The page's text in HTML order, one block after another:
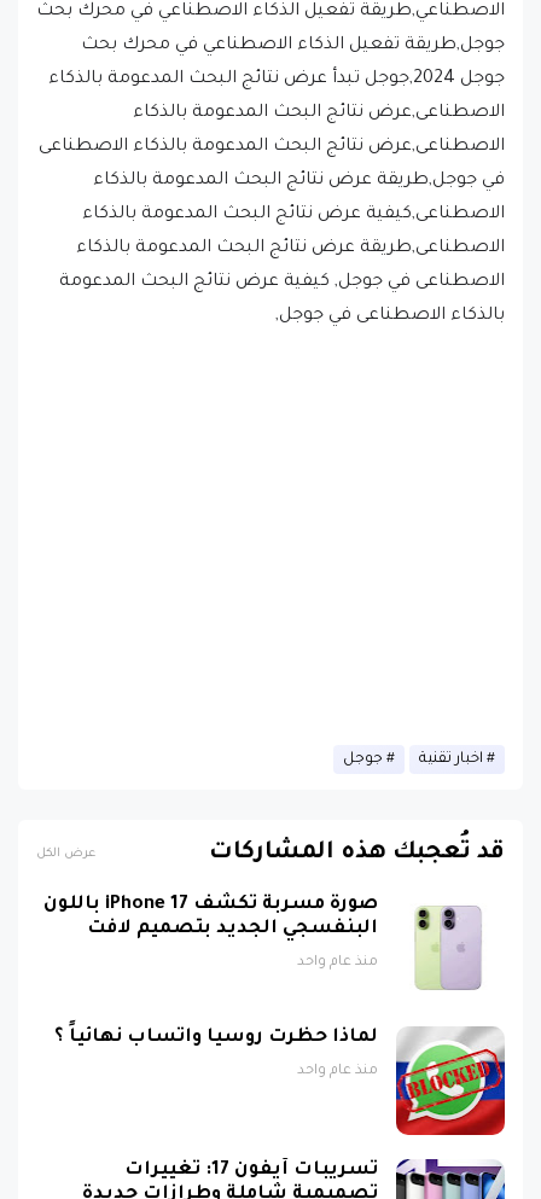
الاصطناعي,طريقة تفعيل الذكاء الاصطناعي في محرك بحث
جوجل,طريقة تفعيل الذكاء الاصطناعي في محرك بحث
جوجل 2024,جوجل تبدأ عرض نتائج البحث المدعومة بالذكاء
الاصطناعى,عرض نتائج البحث المدعومة بالذكاء
الاصطناعى,عرض نتائج البحث المدعومة بالذكاء الاصطناعى
في جوجل,طريقة عرض نتائج البحث المدعومة بالذكاء
الاصطناعى,كيفية عرض نتائج البحث المدعومة بالذكاء
الاصطناعى,طريقة عرض نتائج البحث المدعومة بالذكاء
الاصطناعى في جوجل, كيفية عرض نتائج البحث المدعومة
بالذكاء الاصطناعى في جوجل,
اخبار تقنية جوجل
قد تُعجبك هذه المشاركات عرض الكل
صورة مسربة تكشف iPhone 17 باللون
البنفسجي الجديد بتصميم لافت
منذ عام واحد
لماذا حظرت روسيا واتساب نهائياً ؟
منذ عام واحد
تسريبات آيفون 17: تغييرات